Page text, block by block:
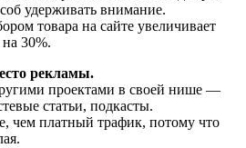
удерживать внимание.
товара на сайте увеличивает
30%.
рекламы.
проектами в своей нише —
статьи, подкасты.
чем платный трафик, потому что